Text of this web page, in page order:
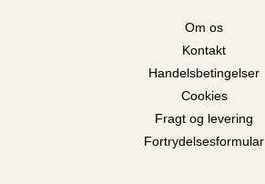
Om os
Kontakt
Handelsbetingelser
Cookies
Fragt og levering
Fortrydelsesformular